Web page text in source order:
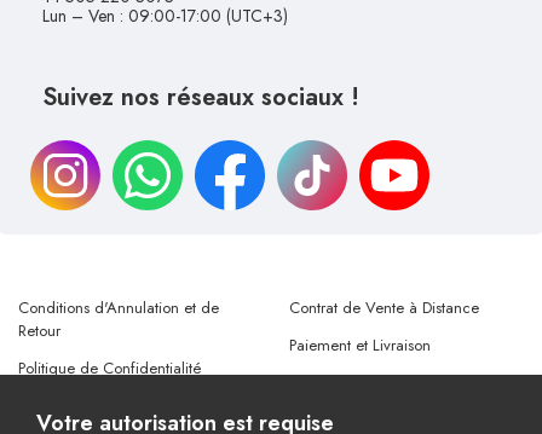
Lun – Ven : 09:00-17:00 (UTC+3)
Suivez nos réseaux sociaux !
Conditions d'Annulation et de
Retour
Politique de Confidentialité
Contrat de Vente à Distance
Paiement et Livraison
Notice sur la Protection des
Votre autorisation est requise